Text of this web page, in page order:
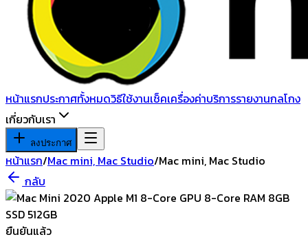
หน้าแรกประกาศทั้งหมดวิธีใช้งานเช็คเครื่องค่าบริการรายงานกลโกง
เกี่ยวกับเรา
ลงประกาศ
หน้าแรก/Mac mini, Mac Studio/Mac mini, Mac Studio
กลับ
ยืนยันแล้ว